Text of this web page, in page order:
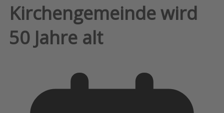
Kirchengemeinde wird
50 Jahre alt